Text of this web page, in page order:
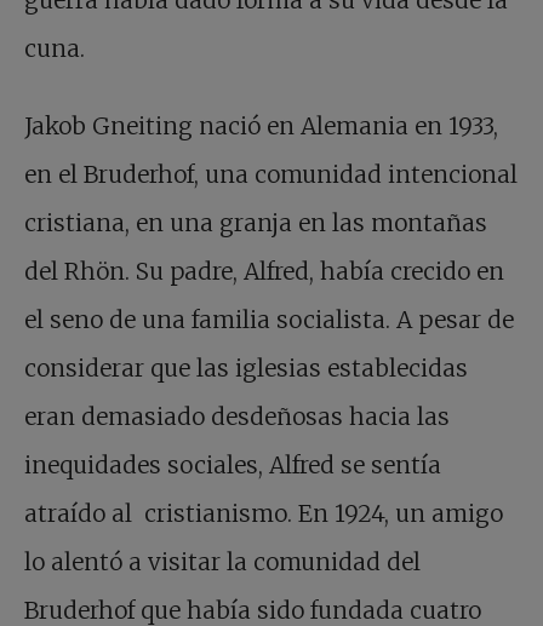
cuna.
Jakob Gneiting nació en Alemania en 1933,
en el Bruderhof, una comunidad intencional
cristiana, en una granja en las montañas
del Rhön. Su padre, Alfred, había crecido en
el seno de una familia socialista. A pesar de
considerar que las iglesias establecidas
eran demasiado desdeñosas hacia las
inequidades sociales, Alfred se sentía
atraído al cristianismo. En 1924, un amigo
lo alentó a visitar la comunidad del
Bruderhof que había sido fundada cuatro